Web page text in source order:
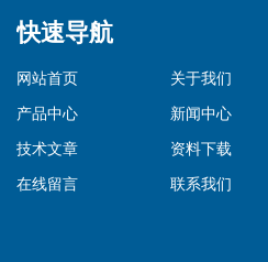
快速导航
网站首页
关于我们
产品中心
新闻中心
技术文章
资料下载
在线留言
联系我们